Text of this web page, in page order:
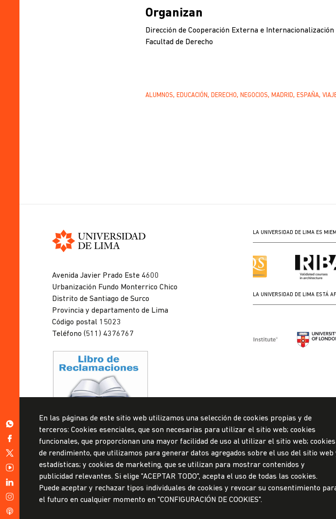
Organizan
Dirección de Cooperación Externa e Internacionalización
Facultad de Derecho
ALUMNOS EDUCACIÓN DERECHO NEGOCIOS MADRID ESPAÑA
Avenida Javier Prado Este 4600
Urbanización Fundo Monterrico Chico
Distrito de Santiago de Surco
Provincia y departamento de Lima
Código postal 15023
Teléfono (511) 4376767
Mesa de partes
© Universidad de Lima, 2024
Todos los derechos reservados
Diseñado porPartners
LA UNIVERSIDAD DE LIMA ES
LA UNIVERSIDAD DE LIMA ESTÁ
En las páginas de este sitio web utilizamos una selección de cookies propias y de
terceros: Cookies esenciales, que son necesarias para utilizar el sitio web; cookies
funcionales, que proporcionan una mayor facilidad de uso al utilizar el sitio web; cookies
de rendimiento, que utilizamos para generar datos agregados sobre el uso del sitio web
estadísticas; y cookies de marketing, que se utilizan para mostrar contenidos y
publicidad relevantes. Si elige "ACEPTAR TODO", acepta el uso de todas las cookies.
Puede aceptar y rechazar tipos individuales de cookies y revocar su consentimiento
el futuro en cualquier momento en "CONFIGURACIÓN DE COOKIES".
https://wa.me/51999967160
https://www.facebook.com/ulima.pe
https://twitter.com/udelima
https://www.youtube.com/channel/UCW0tN7v9ZvYGWNJkaAylYQg
https://www.linkedin.com/school/universidad-
de-
https://www.instagram.com/ulimaoficial/
/podcast